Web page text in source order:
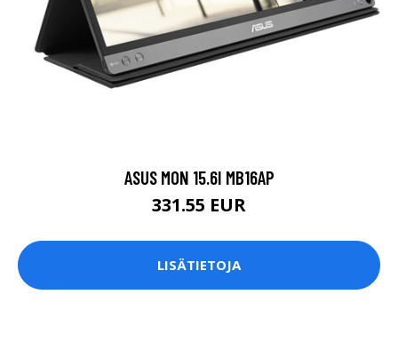
ASUS MON 15.6I MB16AP
331.55 EUR
LISÄTIETOJA